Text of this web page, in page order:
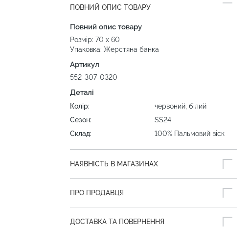
ПОВНИЙ ОПИС ТОВАРУ
Повний опис товару
Розмір: 70 х 60
Упаковка: Жерстяна банка
Артикул
552-307-0320
Деталі
Колір:
червоний, білий
Сезон:
SS24
Склад:
100% Пальмовий віск
НАЯВНІСТЬ В МАГАЗИНАХ
ПРО ПРОДАВЦЯ
ДОСТАВКА ТА ПОВЕРНЕННЯ